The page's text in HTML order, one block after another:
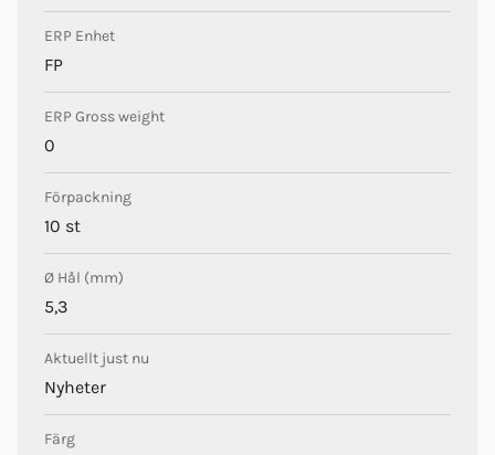
ERP Enhet
FP
ERP Gross weight
0
Förpackning
10 st
Ø Hål (mm)
5,3
Aktuellt just nu
Nyheter
Färg